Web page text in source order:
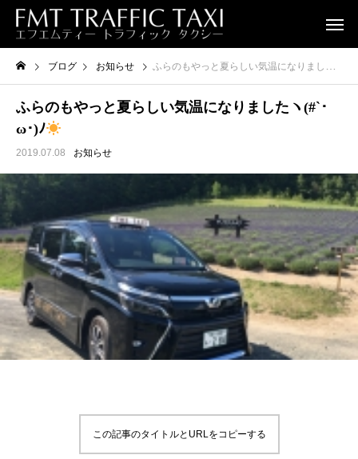
ブログ お知らせ ふらのもやっと夏らしい気温になりましたヽ(#`･ω･)ﾉ
ふらのもやっと夏らしい気温になりましたヽ(#`･
ω･)ﾉ
2019.07.08 お知らせ
この記事のタイトルとURLをコピーする